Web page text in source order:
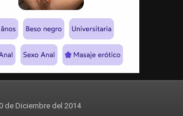
de Diciembre del 2014